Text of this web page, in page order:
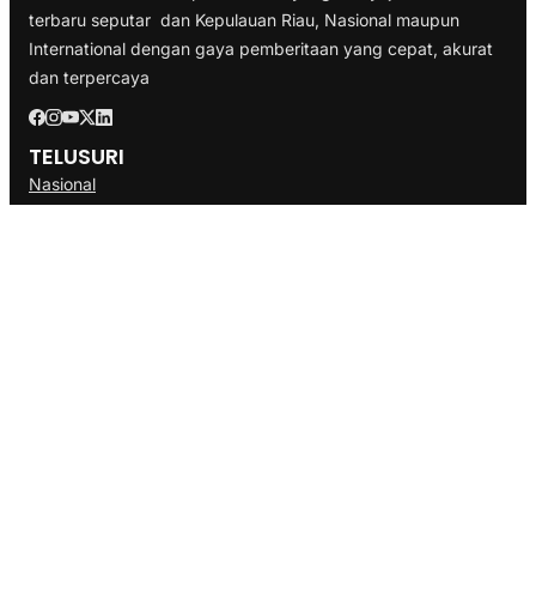
terbaru seputar dan Kepulauan Riau, Nasional maupun
International dengan gaya pemberitaan yang cepat, akurat
dan terpercaya
TELUSURI
Nasional